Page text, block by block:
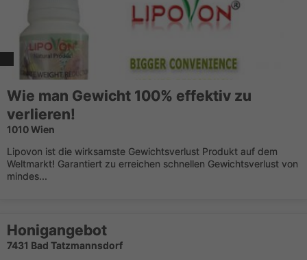
Wie man Gewicht 100% effektiv zu
verlieren!
1010 Wien
Lipovon ist die wirksamste Gewichtsverlust Produkt auf dem
Weltmarkt! Garantiert zu erreichen schnellen Gewichtsverlust von
mindes...
Honigangebot
7431 Bad Tatzmannsdorf